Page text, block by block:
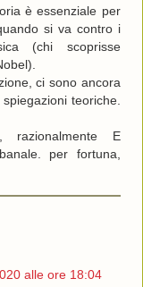
è essenziale per
si va contro i
(chi scoprisse
ci sono ancora
teoriche.
E
per fortuna,
alle ore 18:04